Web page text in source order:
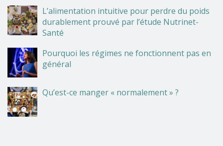
L’alimentation intuitive pour perdre du poids
durablement prouvé par l’étude Nutrinet-
Santé
Pourquoi les régimes ne fonctionnent pas en
général
Qu’est-ce manger « normalement » ?